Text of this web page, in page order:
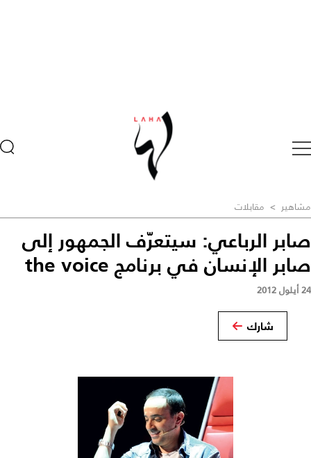
مشاهير > مقابلات
صابر الرباعي: سيتعرّف الجمهور إلى
صابر الإنسان في برنامج the voice
24 أيلول 2012
شارك